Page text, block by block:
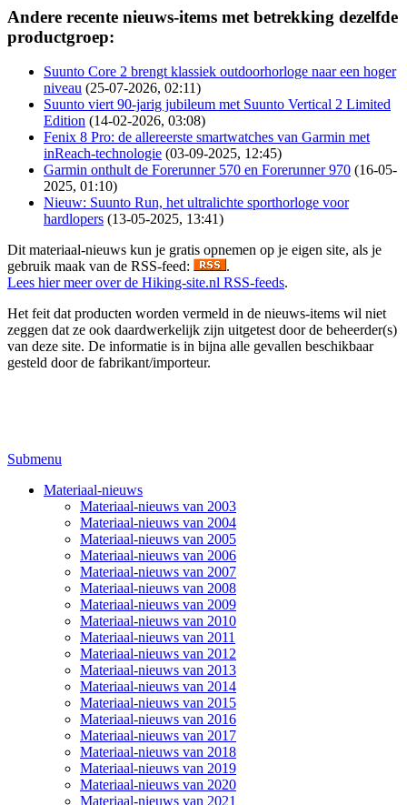
Andere recente nieuws-items met betrekking dezelfde
productgroep:
Suunto Core 2 brengt klassiek outdoorhorloge naar een hoger
niveau (25-07-2026, 02:11)
Suunto viert 90-jarig jubileum met Suunto Vertical 2 Limited
Edition (14-02-2026, 03:08)
Fenix 8 Pro: de allereerste smartwatches van Garmin met
inReach-technologie (03-09-2025, 12:45)
Garmin onthult de Forerunner 570 en Forerunner 970 (16-05-
2025, 01:10)
Nieuw: Suunto Run, het ultralichte sporthorloge voor
hardlopers (13-05-2025, 13:41)
Dit materiaal-nieuws kun je gratis opnemen op je eigen site, als je
gebruik maak van de RSS-feed:
.
Lees hier meer over de Hiking-site.nl RSS-feeds.
Het feit dat producten worden vermeld in de nieuws-items wil niet
zeggen dat ze ook daardwerkelijk zijn uitgetest door de beheerder(s)
van deze site. De informatie is in bijna alle gevallen beschikbaar
gesteld door de fabrikant/importeur.
Submenu
Materiaal-nieuws
Materiaal-nieuws van 2003
Materiaal-nieuws van 2004
Materiaal-nieuws van 2005
Materiaal-nieuws van 2006
Materiaal-nieuws van 2007
Materiaal-nieuws van 2008
Materiaal-nieuws van 2009
Materiaal-nieuws van 2010
Materiaal-nieuws van 2011
Materiaal-nieuws van 2012
Materiaal-nieuws van 2013
Materiaal-nieuws van 2014
Materiaal-nieuws van 2015
Materiaal-nieuws van 2016
Materiaal-nieuws van 2017
Materiaal-nieuws van 2018
Materiaal-nieuws van 2019
Materiaal-nieuws van 2020
Materiaal-nieuws van 2021